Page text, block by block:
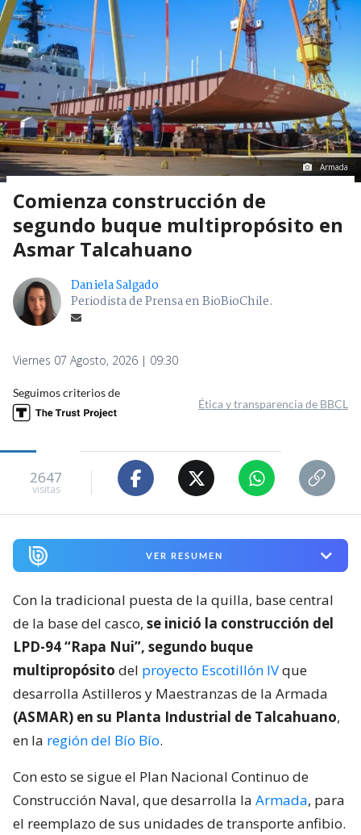
Armada
Comienza construcción de
segundo buque multipropósito en
Asmar Talcahuano
Daniela Salgado
Periodista de Prensa en BioBioChile.
Viernes 07 Agosto, 2026 | 09:30
Seguimos criterios de
Ética y transparencia de BBCL
2647
visitas
VER RESUMEN
Con la tradicional puesta de la quilla, base central
de la base del casco, se inició la construcción del
LPD-94 “Rapa Nui”, segundo buque
multipropósito del proyecto Escotillón IVque
desarrolla Astilleros y Maestranzas de la Armada
(ASMAR) en su Planta Industrial de Talcahuano,
en la región del Bío Bío.
Con esto se sigue el Plan Nacional Continuo de
Construcción Naval, que desarrolla la Armada, para
el reemplazo de sus unidades de transporte anfibio.